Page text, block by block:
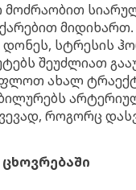
მოძრაობით
სტრესის
შეუძლიათ
ახალ
როგორც